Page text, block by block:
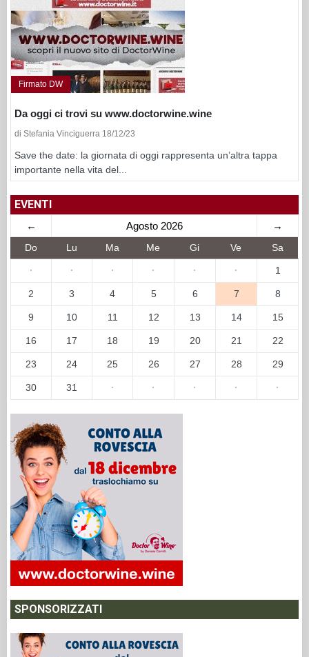
Firmato DW
Da oggi ci trovi su www.doctorwine.wine
di Stefania Vinciguerra 18/12/23
Save the date: la giornata di oggi rappresenta un’altra tappa
importante nella vita del...
EVENTI
← Agosto 2026 →
Do Lu Ma Me Gi Ve Sa
· · · · · · 1
2 3 4 5 6 7 8
9 10 11 12 13 14 15
16 17 18 19 20 21 22
23 24 25 26 27 28 29
30 31 · · · · ·
SPONSORIZZATI